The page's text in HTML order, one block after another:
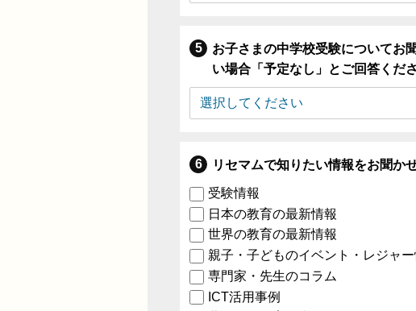
お子さまの中学校受験についてお
い場合「予定なし」とご回答くださ
リセマムで知りたい情報をお聞か
受験情報
日本の教育の最新情報
世界の教育の最新情報
親子・子どものイベント・レジャー
専門家・先生のコラム
ICT活用事例